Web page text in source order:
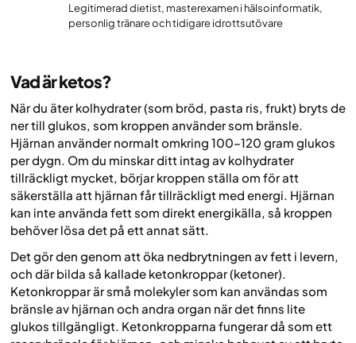
Legitimerad dietist, masterexamen i hälsoinformatik,
personlig tränare och tidigare idrottsutövare
Vad är ketos?
När du äter kolhydrater (som bröd, pasta ris, frukt) bryts de
ner till glukos, som kroppen använder som bränsle.
Hjärnan använder normalt omkring 100–120 gram glukos
per dygn. Om du minskar ditt intag av kolhydrater
tillräckligt mycket, börjar kroppen ställa om för att
säkerställa att hjärnan får tillräckligt med energi. Hjärnan
kan inte använda fett som direkt energikälla, så kroppen
behöver lösa det på ett annat sätt.
Det gör den genom att öka nedbrytningen av fett i levern,
och där bilda så kallade ketonkroppar (ketoner).
Ketonkroppar är små molekyler som kan användas som
bränsle av hjärnan och andra organ när det finns lite
glukos tillgängligt. Ketonkropparna fungerar då som ett